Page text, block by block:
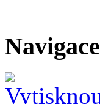
Navigace